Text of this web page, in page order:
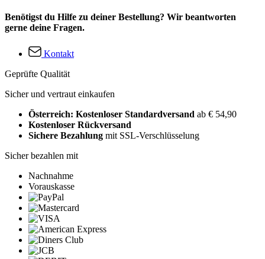
Benötigst du Hilfe zu deiner Bestellung? Wir beantworten
gerne deine Fragen.
Kontakt
Geprüfte Qualität
Sicher und vertraut einkaufen
Österreich: Kostenloser Standardversand ab € 54,90
Kostenloser Rückversand
Sichere Bezahlung mit SSL-Verschlüsselung
Sicher bezahlen mit
Nachnahme
Vorauskasse